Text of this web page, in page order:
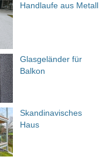
Handlaufe aus Metall
Glasgeländer für
Balkon
Skandinavisches
Haus